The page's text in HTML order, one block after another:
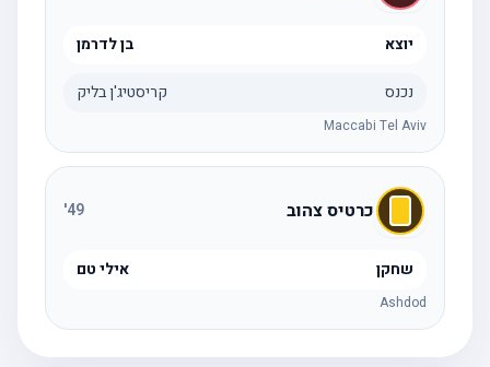
יוצא בן לדרמן
נכנס קריסטיג'ן בליק
Maccabi Tel Aviv
כרטיס צהוב 49
'
שחקן אילי טם
Ashdod